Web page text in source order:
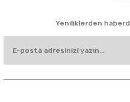
Yeniliklerden